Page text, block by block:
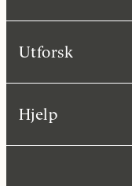
Utforsk
Hjelp